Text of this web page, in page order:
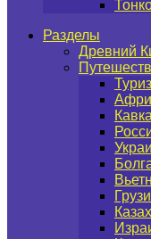
Разделы
Древний